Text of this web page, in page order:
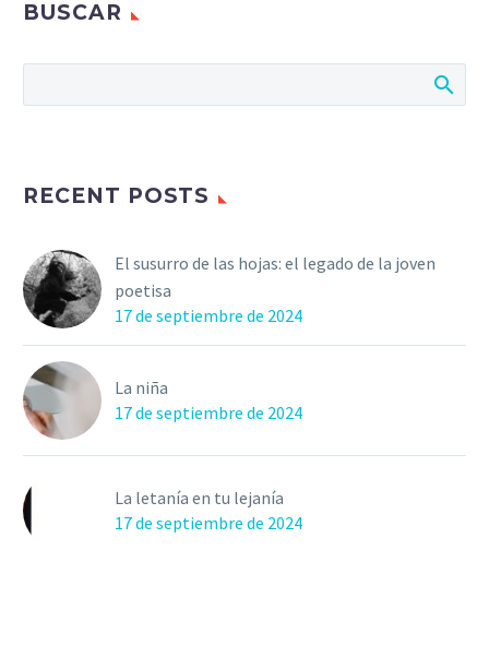
BUSCAR
RECENT POSTS
El susurro de las hojas: el legado de la joven
poetisa
17 de septiembre de 2024
La niña
17 de septiembre de 2024
La letanía en tu lejanía
17 de septiembre de 2024